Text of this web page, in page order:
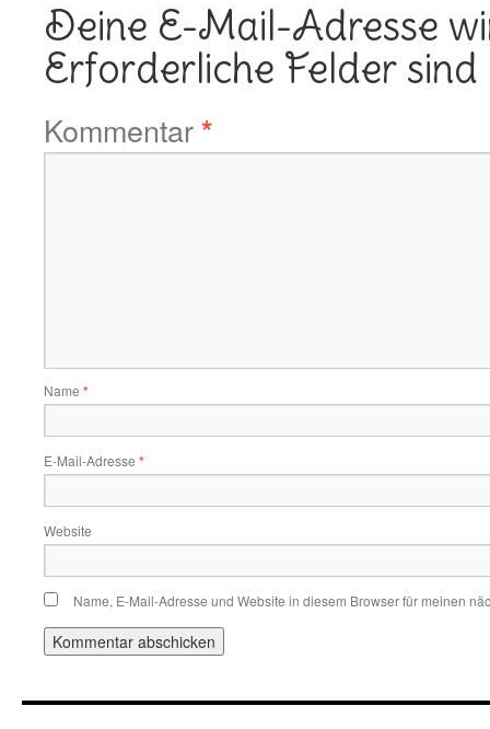
Deine E-Mail-Adresse
Erforderliche Felder
Kommentar*
Name *
E-Mail-Adresse *
Website
Name, E-Mail-Adresse und Website in diesem Browser für meinen